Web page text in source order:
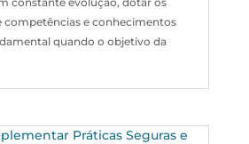
competências e conhecimentos
quando o objetivo da